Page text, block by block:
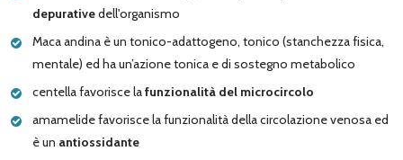
depurativedell'organismo
Maca andina è un tonico-adattogeno, tonico (stanchezza fisica,
mentale) ed ha un’azione tonica e di sostegno metabolico
centella favorisce lafunzionalità del microcircolo
amamelide favorisce la funzionalità della circolazione venosa ed
è un antiossidante